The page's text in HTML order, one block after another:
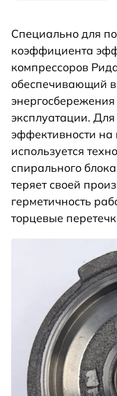
Специально для
коэффициента
компрессоров
обеспечивающий
эксплуатации.
эффективности на
используется
спирального
теряет своей
герметичность
торцевые